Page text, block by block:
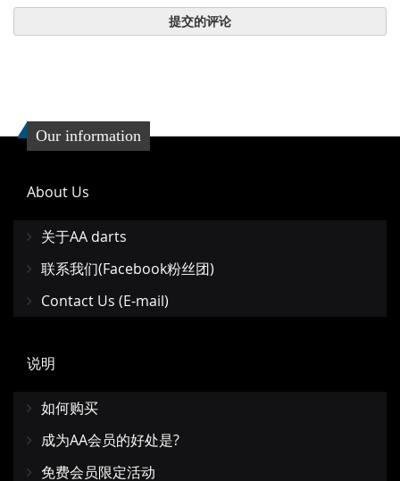
提交的评论
Our information
About Us
关于AA darts
联系我们(Facebook粉丝团)
Contact Us (E-mail)
说明
如何购买
成为AA会员的好处是?
免费会员限定活动